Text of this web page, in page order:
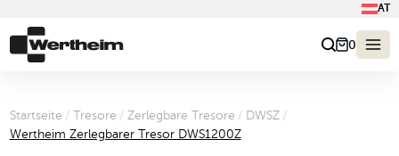
AT
0
Startseite / Tresore / Zerlegbare Tresore / DWSZ /
Wertheim Zerlegbarer Tresor DWS1200Z